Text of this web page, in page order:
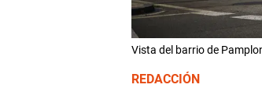
Vista del barrio de
REDACCIÓN